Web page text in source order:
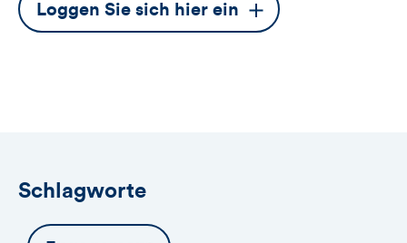
Dieser
Button
Loggen Sie sich hier ein
Schlagworte